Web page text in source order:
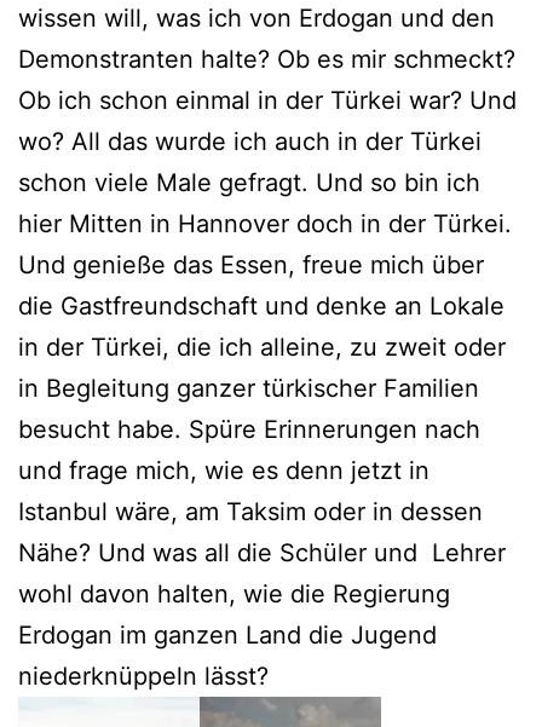
wissen will, was ich von Erdogan und den
Demonstranten halte? Ob es mir schmeckt?
Ob ich schon einmal in der Türkei war? Und
wo? All das wurde ich auch in der Türkei
schon viele Male gefragt. Und so bin ich
hier Mitten in Hannover doch in der Türkei.
Und genieße das Essen, freue mich über
die Gastfreundschaft und denke an Lokale
in der Türkei, die ich alleine, zu zweit oder
in Begleitung ganzer türkischer Familien
besucht habe. Spüre Erinnerungen nach
und frage mich, wie es denn jetzt in
Istanbul wäre, am Taksim oder in dessen
Nähe? Und was all die Schüler und Lehrer
wohl davon halten, wie die Regierung
Erdogan im ganzen Land die Jugend
niederknüppeln lässt?